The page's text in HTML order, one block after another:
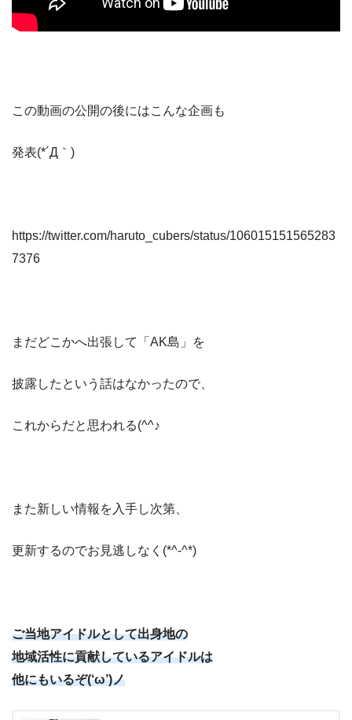
この動画の公開の後にはこんな企画も
発表(*´Д｀)
https://twitter.com/haruto_cubers/status/106015151565283
7376
まだどこかへ出張して「AK島」を
披露したという話はなかったので、
これからだと思われる(^^♪
また新しい情報を入手し次第、
更新するのでお見逃しなく(*^-^*)
ご当地アイドルとして出身地の
地域活性に貢献しているアイドルは
他にもいるぞ(‘ω’)ノ